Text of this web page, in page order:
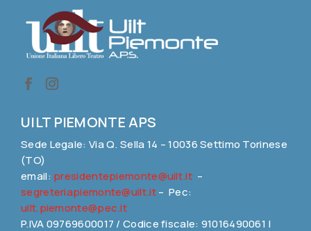
UILT PIEMONTE APS
Sede Legale: Via Q. Sella 14 – 10036 Settimo Torinese
(TO)
email: presidentepiemonte@uilt.it–
segreteriapiemonte@uilt.it– Pec:
uilt.piemonte@pec.it
P.IVA 09769600017 / Codice fiscale: 91016490061 |